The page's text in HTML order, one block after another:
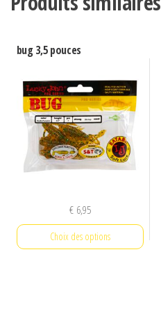
bug 3,5 pouces
€6,95
Choix des options